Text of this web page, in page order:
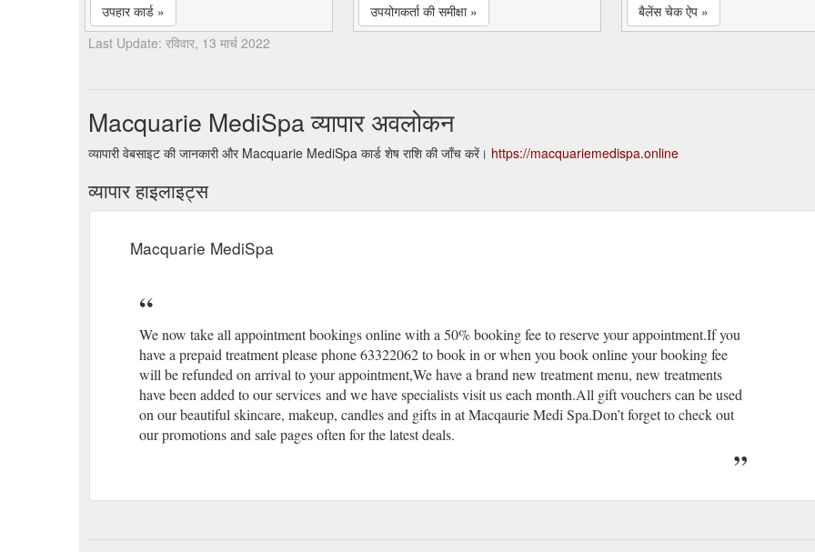
उपहार कार्ड » उपयोगकर्ता की समीक्षा »
बैलेंस चेक ऐप »
Last Update: रविवार, 13 मार्च 2022
Macquarie MediSpa व्यापार अवलोकन
व्यापारी वेबसाइट की जानकारी और Macquarie MediSpa कार्ड शेष राशि की जाँच करें। https://macquariemedispa.online
व्यापार हाइलाइट्स
Macquarie MediSpa
We now take all appointment bookings online with a 50% booking fee to reserve your appointment.If you
have a prepaid treatment please phone 63322062 to book in or when you book online your booking fee
will be refunded on arrival to your appointment,We have a brand new treatment menu, new treatments
have been added to our services and we have specialists visit us each month.All gift vouchers can be used
on our beautiful skincare, makeup, candles and gifts in at Macqaurie Medi Spa.Don’t forget to check out
our promotions and sale pages often for the latest deals.